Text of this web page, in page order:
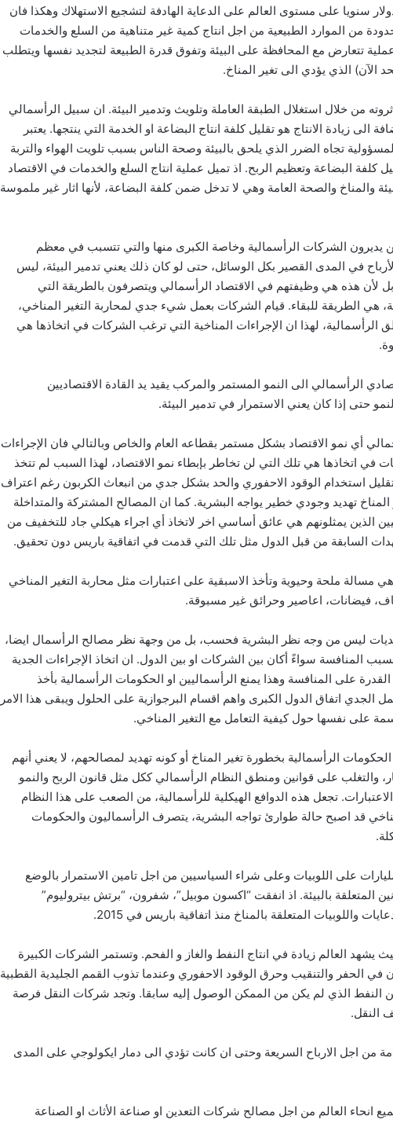
اذ تصرف 1.2 ترليون دولار سنويا على مستوى العالم على الدعاية الهادفة لتشجيع الاستهلاك وهكذا فان
من الموارد الطبيعية من اجل انتاج كمية غير متناهية من السلع والخدمات
تتعارض مع المحافظة على البيئة وتفوق قدرة الطبيعة لتجديد نفسها ويتطلب
الآن) الذي يؤدي الى تغير المناخ.
من خلال استغلال الطبقة العاملة وتلويث وتدمير البيئة. ان سبيل الرأسمالي
الى زيادة الانتاج هو تقليل كلفة انتاج البضاعة او الخدمة التي ينتجها. يعتبر
تجاه الضرر الذي يلحق بالبيئة وصحة الناس بسبب تلويت الهواء والتربة
كلفة البضاعة وتعظيم الربح. اذ تميل عملية انتاج السلع والخدمات في الاقتصاد
والمناخ والصحة العامة وهي لا تدخل ضمن كلفة البضاعة، لأنها اثار غير ملموسة
يديرون الشركات الرأسمالية وخاصة الكبرى منها والتي تتسبب في معظم
في المدى القصير بكل الوسائل، حتى لو كان ذلك يعني تدمير البيئة، ليس
لأن هذه هي وظيفتهم في الاقتصاد الرأسمالي ويتصرفون بالطريقة التي
هي الطريقة للبقاء. قيام الشركات بعمل شيء جدي لمحاربة التغير المناخي،
الرأسمالية، لهذا ان الإجراءات المناخية التي ترغب الشركات في اتخاذها هي
الرأسمالي الى النمو المستمر والمركب يقيد يد القادة الاقتصاديين
حتى إذا كان يعني الاستمرار في تدمير البيئة.
أي نمو الاقتصاد بشكل مستمر بقطاعه العام والخاص وبالتالي فان الإجراءات
في اتخاذها هي تلك التي لن تخاطر بإبطاء نمو الاقتصاد، لهذا السبب لم تتخذ
استخدام الوقود الاحفوري والحد بشكل جدي من انبعاث الكربون رغم اعتراف
تهديد وجودي خطير يواجه البشرية. كما ان المصالح المشتركة والمتداخلة
الذين يمثلونهم هي عائق أساسي اخر لاتخاذ أي اجراء هيكلي جاد للتخفيف من
السابقة من قبل الدول مثل تلك التي قدمت في اتفاقية باريس دون تحقيق.
مسالة ملحة وحيوية وتأخذ الاسبقية على اعتبارات مثل محاربة التغير المناخي
فيضانات، اعاصير وحرائق غير مسبوقة.
ليس من وجه نظر البشرية فحسب، بل من وجهة نظر مصالح الرأسمال ايضا،
المنافسة سواءً أكان بين الشركات او بين الدول. ان اتخاذ الإجراءات الجدية
على المنافسة وهذا يمنع الرأسماليين او الحكومات الرأسمالية بأخذ
الجدي اتفاق الدول الكبرى واهم اقسام البرجوازية على الحلول ويبقى هذا الامر
على نفسها حول كيفية التعامل مع التغير المناخي.
الرأسمالية بخطورة تغير المناخ أو كونه تهديد لمصالحهم، لا يعني أنهم
والتغلب على قوانين ومنطق النظام الرأسمالي ككل مثل قانون الربح والنمو
تجعل هذه الدوافع الهيكلية للرأسمالية، من الصعب على هذا النظام
قد اصبح حالة طوارئ تواجه البشرية، يتصرف الرأسماليون والحكومات
على اللوبيات وعلى شراء السياسيين من اجل تامين الاستمرار بالوضع
المتعلقة بالبيئة. اذ انفقت “اكسون موبيل”، شفرون، “برتش بيتروليوم”
واللوبيات المتعلقة بالمناخ منذ اتفاقية باريس في 2015.
يشهد العالم زيادة في انتاج النفط والغاز و الفحم. وتستمر الشركات الكبيرة
في الحفر والتنقيب وحرق الوقود الاحفوري وعندما تذوب القمم الجليدية القطبية
الذي لم يكن من الممكن الوصول إليه سابقا. وتجد شركات النقل فرصة
النقل.
من اجل الارباح السريعة وحتى ان كانت تؤدي الى دمار ايكولوجي على المدى
انحاء العالم من اجل مصالح شركات التعدين او صناعة الأثاث او الصناعة